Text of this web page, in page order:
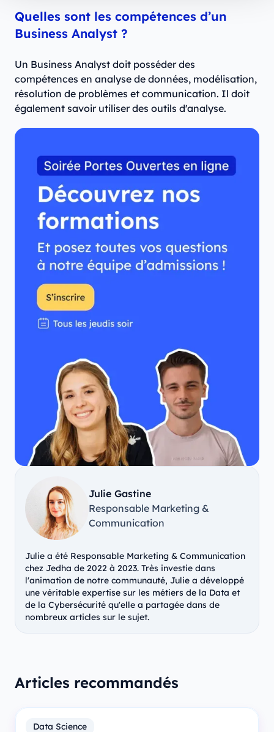
Quelles sont les compétences d’un
Business Analyst ?
Un Business Analyst doit posséder des
compétences en analyse de données, modélisation,
résolution de problèmes et communication. Il doit
également savoir utiliser des outils d'analyse.
Julie Gastine
Responsable Marketing &
Communication
Julie a été Responsable Marketing & Communication
chez Jedha de 2022 à 2023. Très investie dans
l'animation de notre communauté, Julie a développé
une véritable expertise sur les métiers de la Data et
de la Cybersécurité qu'elle a partagée dans de
nombreux articles sur le sujet.
Articles recommandés
Data Science